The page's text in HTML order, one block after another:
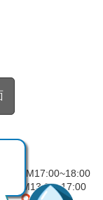
：PM17:00~18:00
PM13:30~17:00